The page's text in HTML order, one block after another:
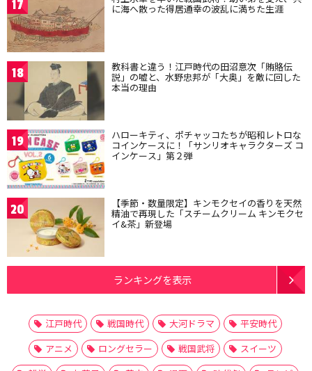
17 に海へ散った得居通幸の波乱に満ちた生涯
18 教科書と違う！江戸時代の田沼意次「賄賂伝
説」の嘘と、水野忠邦が「大奥」を敵に回した
本当の理由
19 ハローキティ、ポチャッコたちが昭和レトロな
コインケースに！「サンリオキャラクターズ コ
インケース」第２弾
20 【季節・数量限定】キンモクセイの香りを天然
精油で再現した「スチームクリーム キンモクセ
イ&茶」新登場
ランキングを表示
江戸時代 戦国時代 大河ドラマ
平安時代
アニメ
ロングセラー 戦国武将
スイーツ